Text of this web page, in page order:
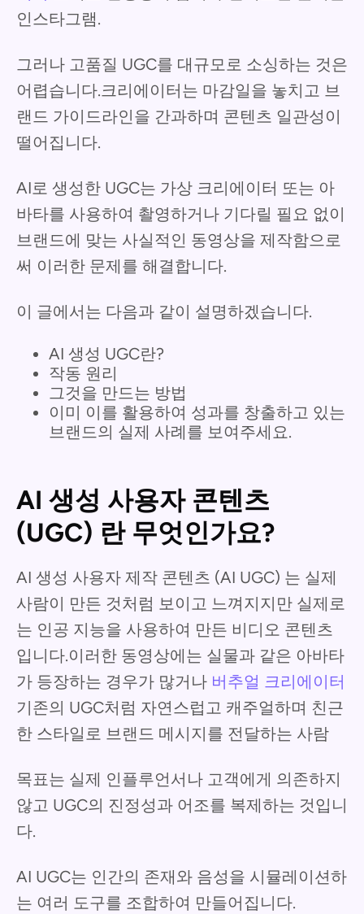
인스타그램.
그러나 고품질 UGC를 대규모로 소싱하는 것은
어렵습니다.크리에이터는 마감일을 놓치고 브
랜드 가이드라인을 간과하며 콘텐츠 일관성이
떨어집니다.
AI로 생성한 UGC는 가상 크리에이터 또는 아
바타를 사용하여 촬영하거나 기다릴 필요 없이
브랜드에 맞는 사실적인 동영상을 제작함으로
써 이러한 문제를 해결합니다.
이 글에서는 다음과 같이 설명하겠습니다.
AI 생성 UGC란?
작동 원리
그것을 만드는 방법
이미 이를 활용하여 성과를 창출하고 있는
브랜드의 실제 사례를 보여주세요.
AI 생성 사용자 콘텐츠
(UGC) 란 무엇인가요?
AI 생성 사용자 제작 콘텐츠 (AI UGC) 는 실제
사람이 만든 것처럼 보이고 느껴지지만 실제로
는 인공 지능을 사용하여 만든 비디오 콘텐츠
입니다.이러한 동영상에는 실물과 같은 아바타
가 등장하는 경우가 많거나 버추얼 크리에이터
기존의 UGC처럼 자연스럽고 캐주얼하며 친근
한 스타일로 브랜드 메시지를 전달하는 사람
목표는 실제 인플루언서나 고객에게 의존하지
않고 UGC의 진정성과 어조를 복제하는 것입니
다.
AI UGC는 인간의 존재와 음성을 시뮬레이션하
는 여러 도구를 조합하여 만들어집니다.